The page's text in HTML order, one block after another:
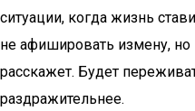
ситуации, когда жизнь
не афишировать измену,
расскажет. Будет
раздражительнее.